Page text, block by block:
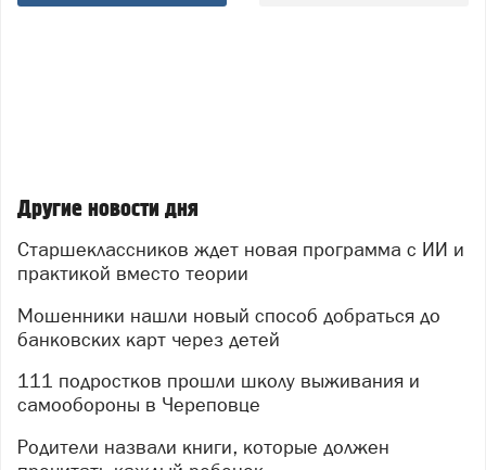
Другие новости дня
Старшеклассников ждет новая программа с ИИ и
практикой вместо теории
Мошенники нашли новый способ добраться до
банковских карт через детей
111 подростков прошли школу выживания и
самообороны в Череповце
Родители назвали книги, которые должен